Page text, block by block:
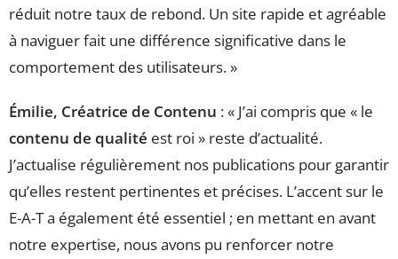
réduit notre taux de rebond. Un site rapide et agréable
à naviguer fait une différence significative dans le
comportement des utilisateurs. »
Émilie, Créatrice de Contenu : « J’ai compris que « le
contenu de qualité est roi » reste d’actualité.
J’actualise régulièrement nos publications pour garantir
qu’elles restent pertinentes et précises. L’accent sur le
E-A-T a également été essentiel ; en mettant en avant
notre expertise, nous avons pu renforcer notre